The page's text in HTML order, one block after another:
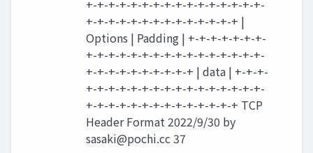
+-+-+-+-+-+-+-+-+-+-+-+-+-+-+-+-
+-+-+-+-+-+-+-+-+-+-+-+-+-+ |
Options | Padding | +-+-+-+-+-+-+-
+-+-+-+-+-+-+-+-+-+-+-+-+-+-+-+-
+-+-+-+-+-+-+-+-+-+ | data | +-+-+-
+-+-+-+-+-+-+-+-+-+-+-+-+-+-+-+-
+-+-+-+-+-+-+-+-+-+-+-+-+-+ TCP
Header Format 2022/9/30 by
sasaki@pochi.cc37